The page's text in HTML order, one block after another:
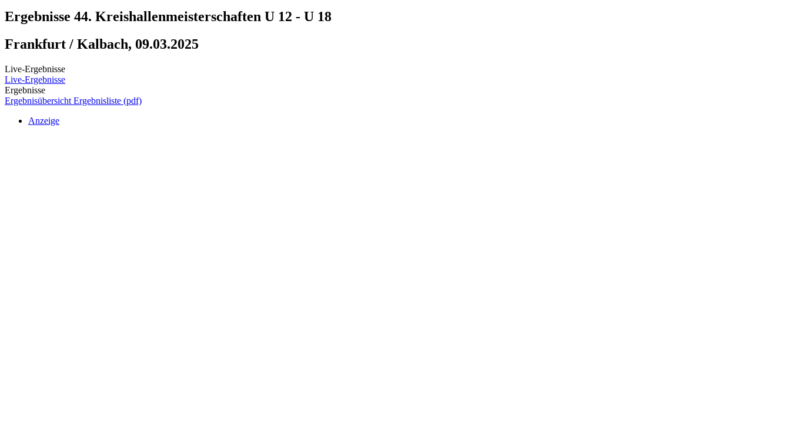
Ergebnisse 44. Kreishallenmeisterschaften U 12 - U 18
Frankfurt / Kalbach, 09.03.2025
Live-Ergebnisse
Live-Ergebnisse
Ergebnisse
Ergebnisübersicht Ergebnisliste (pdf)
Anzeige